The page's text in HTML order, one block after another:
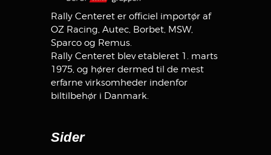
Rally Centeret er officiel importør af
OZ Racing, Autec, Borbet, MSW,
Sparco og Remus.
Rally Centeret blev etableret 1. marts
1975, og hører dermed til de mest
erfarne virksomheder indenfor
biltilbehør i Danmark.
Sider